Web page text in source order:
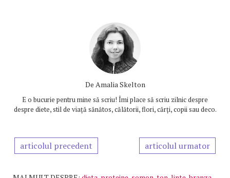
De Amalia Skelton
E o bucurie pentru mine să scriu! Îmi place să scriu zilnic despre
despre diete, stil de viață sănătos, călătorii, flori, cărți, copii sau deco.
articolul precedent articolul urmator